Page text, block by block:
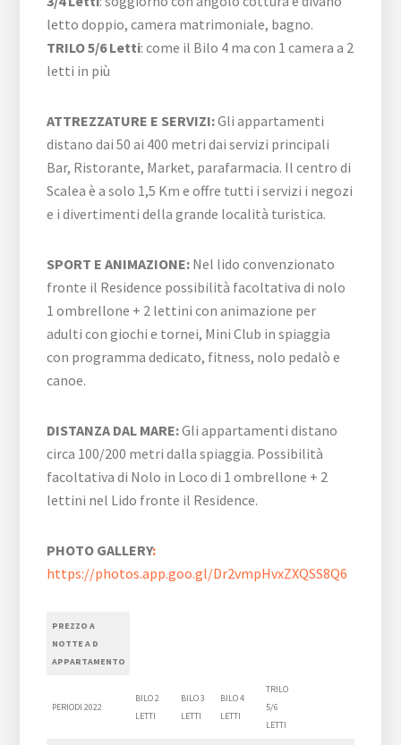
letto doppio, camera matrimoniale, bagno.
TRILO 5/6 Letti: come il Bilo 4 ma con 1 camera a 2
letti in più
ATTREZZATURE E SERVIZI:Gli appartamenti
distano dai 50 ai 400 metri dai servizi principali
Bar, Ristorante, Market, parafarmacia. Il centro di
Scalea è a solo 1,5 Km e offre tutti i servizi i negozi
e i divertimenti della grande località turistica.
SPORT E ANIMAZIONE: Nel lido convenzionato
fronte il Residence possibilità facoltativa di nolo
1 ombrellone + 2 lettini con animazione per
adulti con giochi e tornei, Mini Club in spiaggia
con programma dedicato, fitness, nolo pedalò e
canoe.
DISTANZA DAL MARE:Gli appartamenti distano
circa 100/200 metri dalla spiaggia. Possibilità
facoltativa di Nolo in Loco di 1 ombrellone + 2
lettini nel Lido fronte il Residence.
PHOTO GALLERY:
https://photos.app.goo.gl/Dr2vmpHvxZXQSS8Q6
PREZZO A
NOTTE A D
APPARTAMENTO
PERIODI 2022
BILO 2
LETTI
BILO 3
LETTI
BILO 4
LETTI
TRILO
5/6
LETTI